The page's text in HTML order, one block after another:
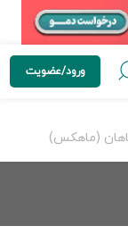
ورود/عضویت
(ماهکس)